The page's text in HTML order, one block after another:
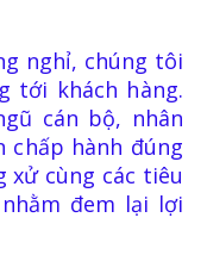
nghỉ, chúng tôi
tới khách hàng.
cán bộ, nhân
chấp hành đúng
xử cùng các tiêu
đem lại lợi